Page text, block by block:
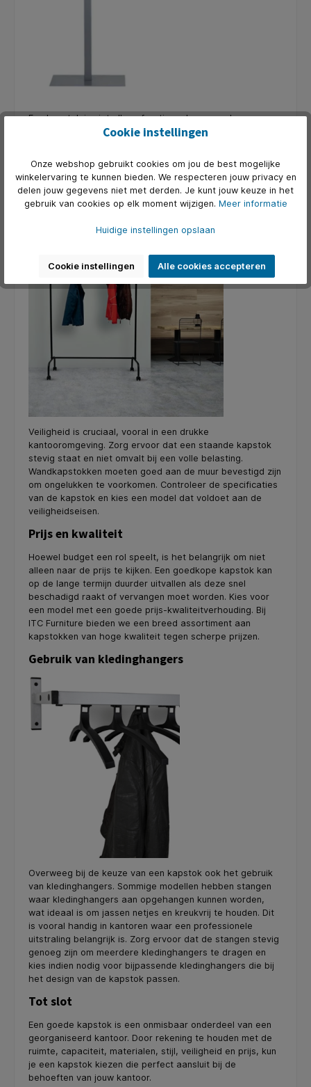
Een kapstok is niet alleen functioneel, maar ook een
onderdeel van het interieur. Kies een kapstok die past bij
Denk ook aan de kleur en afwerking, zodat de kapstok
naadloos aansluit bij de rest van de inrichting.
Veiligheid en stabiliteit
Veiligheid is cruciaal, vooral in een drukke
kantooromgeving. Zorg ervoor dat een staande kapstok
stevig staat en niet omvalt bij een volle belasting.
Wandkapstokken moeten goed aan de muur bevestigd zijn
om ongelukken te voorkomen. Controleer de specificaties
van de kapstok en kies een model dat voldoet aan de
veiligheidseisen.
Prijs en kwaliteit
Hoewel budget een rol speelt, is het belangrijk om niet
alleen naar de prijs te kijken. Een goedkope kapstok kan
op de lange termijn duurder uitvallen als deze snel
beschadigd raakt of vervangen moet worden. Kies voor
een model met een goede prijs-kwaliteitverhouding. Bij
ITC Furniture bieden we een breed assortiment aan
kapstokken van hoge kwaliteit tegen scherpe prijzen.
Gebruik van kledinghangers
Overweeg bij de keuze van een kapstok ook het gebruik
van kledinghangers. Sommige modellen hebben stangen
waar kledinghangers aan opgehangen kunnen worden,
wat ideaal is om jassen netjes en kreukvrij te houden. Dit
is vooral handig in kantoren waar een professionele
uitstraling belangrijk is. Zorg ervoor dat de stangen stevig
genoeg zijn om meerdere kledinghangers te dragen en
kies indien nodig voor bijpassende kledinghangers die bij
het design van de kapstok passen.
Tot slot
Een goede kapstok is een onmisbaar onderdeel van een
georganiseerd kantoor. Door rekening te houden met de
ruimte, capaciteit, materialen, stijl, veiligheid en prijs, kun
je een kapstok kiezen die perfect aansluit bij de
behoeften van jouw kantoor.
Cookie instellingen
Onze webshop gebruikt cookies om jou de best mogelijke
winkelervaring te kunnen bieden. We respecteren jouw privacy en
delen jouw gegevens niet met derden. Je kunt jouw keuze in het
gebruik van cookies op elk moment wijzigen. Meer informatie
Huidige instellingen opslaan
Cookie instellingen Alle cookies accepteren